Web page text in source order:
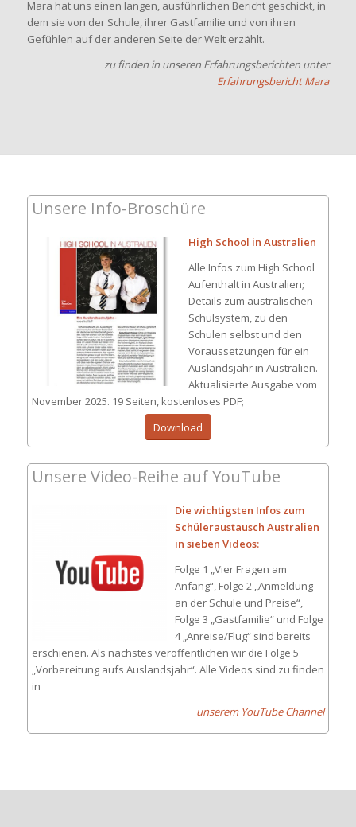
Mara hat uns einen langen, ausführlichen Bericht geschickt, in
dem sie von der Schule, ihrer Gastfamilie und von ihren
Gefühlen auf der anderen Seite der Welt erzählt.
zu finden in unseren Erfahrungsberichten unter
Erfahrungsbericht Mara
Unsere Info-Broschüre
High School in Australien
Alle Infos zum High School
Aufenthalt in Australien;
Details zum australischen
Schulsystem, zu den
Schulen selbst und den
Voraussetzungen für ein
Auslandsjahr in Australien.
Aktualisierte Ausgabe vom
November 2025. 19 Seiten, kostenloses PDF;
Download
Unsere Video-Reihe auf YouTube
Die wichtigsten Infos zum
Schüleraustausch Australien
in sieben Videos:
Folge 1 „Vier Fragen am
Anfang“, Folge 2 „Anmeldung
an der Schule und Preise“,
Folge 3 „Gastfamilie“ und Folge
4 „Anreise/Flug“ sind bereits
erschienen. Als nächstes veröffentlichen wir die Folge 5
„Vorbereitung aufs Auslandsjahr“. Alle Videos sind zu finden
in
unserem YouTube Channel